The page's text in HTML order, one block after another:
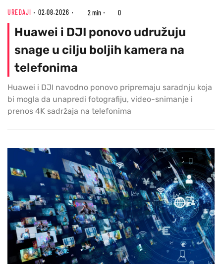
UREĐAJI 02.08.2026 2 min 0
Huawei i DJI ponovo udružuju
snage u cilju boljih kamera na
telefonima
Huawei i DJI navodno ponovo pripremaju saradnju koja
bi mogla da unapredi fotografiju, video-snimanje i
prenos 4K sadržaja na telefonima